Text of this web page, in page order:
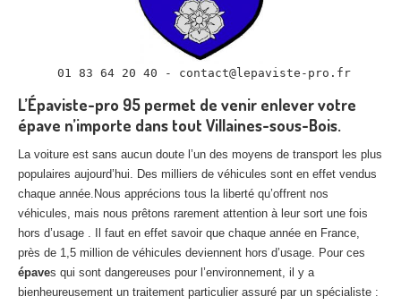
L’Épaviste-pro 95 permet de venir enlever votre
épave n’importe dans tout Villaines-sous-Bois.
La voiture est sans aucun doute l’un des moyens de transport les plus
populaires aujourd’hui. Des milliers de véhicules sont en effet vendus
chaque année.Nous apprécions tous la liberté qu’offrent nos
véhicules, mais nous prêtons rarement attention à leur sort une fois
hors d’usage . Il faut en effet savoir que chaque année en France,
près de 1,5 million de véhicules deviennent hors d’usage. Pour ces
épaves qui sont dangereuses pour l’environnement, il y a
bienheureusement un traitement particulier assuré par un spécialiste :